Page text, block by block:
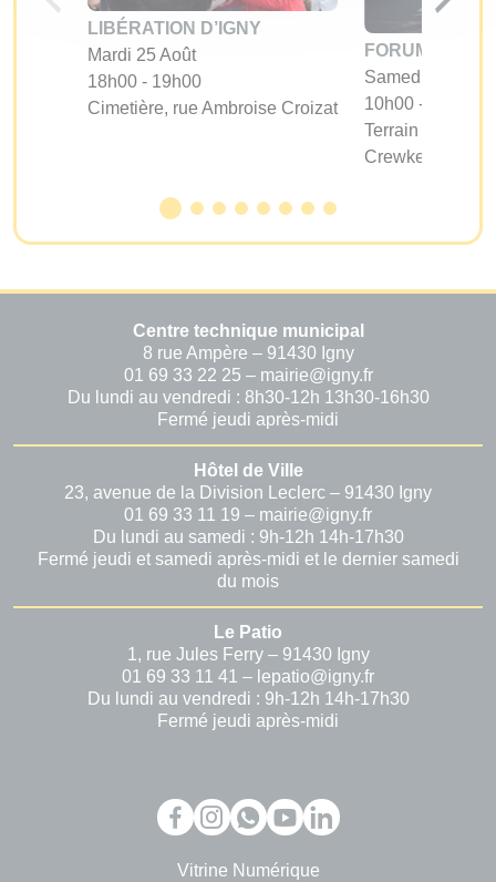
LIBÉRATION D’IGNY
Mardi 25 Août
18h00 - 19h00
Cimetière, rue Ambroise Croizat
FORUM DES
Samedi 05
10h00 - 17h00
Terrain
Crewkerne
Centre technique municipal
8 rue Ampère – 91430 Igny
01 69 33 22 25 – mairie@igny.fr
Du lundi au vendredi : 8h30-12h 13h30-16h30
Fermé jeudi après-midi
Hôtel de Ville
23, avenue de la Division Leclerc – 91430 Igny
01 69 33 11 19 – mairie@igny.fr
Du lundi au samedi : 9h-12h 14h-17h30
Fermé jeudi et samedi après-midi et le dernier samedi
du mois
Le Patio
1, rue Jules Ferry – 91430 Igny
01 69 33 11 41 – lepatio@igny.fr
Du lundi au vendredi : 9h-12h 14h-17h30
Fermé jeudi après-midi
Vitrine Numérique